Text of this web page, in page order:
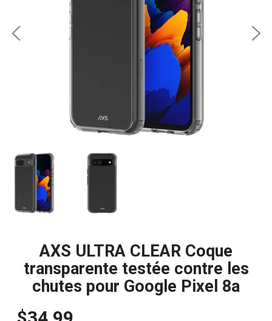
AXS ULTRA CLEAR Coque
transparente testée contre les
chutes pour Google Pixel 8a